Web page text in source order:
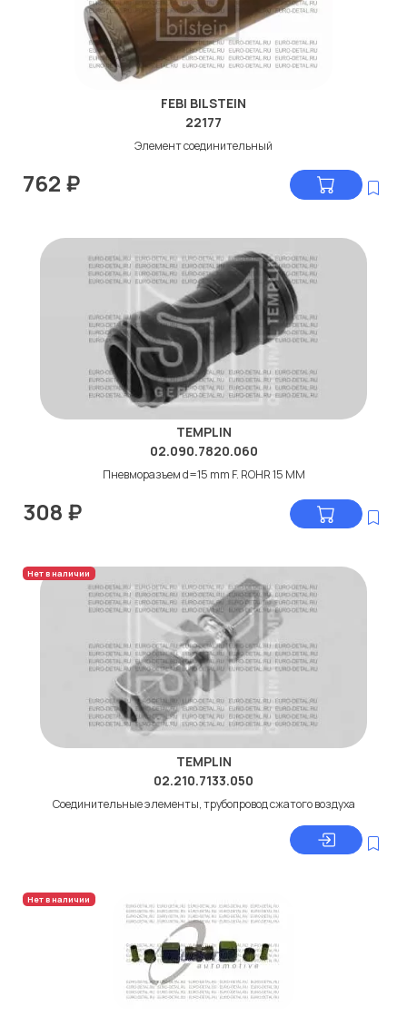
FEBI BILSTEIN
22177
Элемент соединительный
762 ₽
TEMPLIN
02.090.7820.060
Пневморазъем d=15 mm F. ROHR 15 MM
308 ₽
Нет в наличии
TEMPLIN
02.210.7133.050
Соединительные элементы, трубопровод сжатого воздуха
Нет в наличии